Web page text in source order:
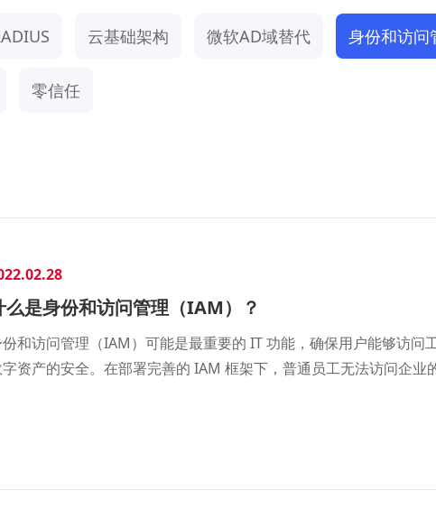
云基础架构 微软AD域替代 身份和访问
零信任
么是身份和访问管理（IAM）？
和访问管理（IAM）可能是最重要的 IT 功能，确保用户能够访问
资产的安全。在部署完善的 IAM 框架下，普通员工无法访问企业